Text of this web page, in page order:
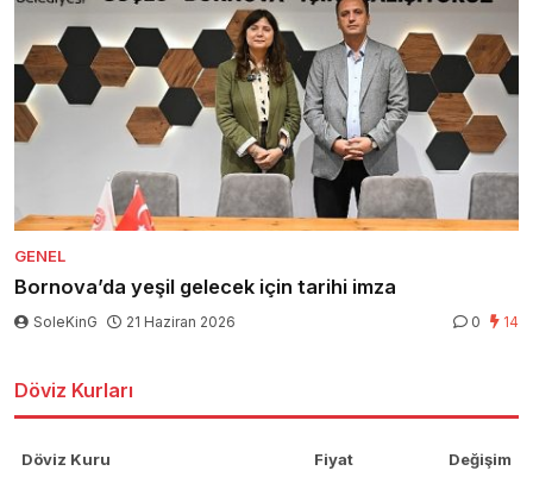
GENEL
Bornova’da yeşil gelecek için tarihi imza
SoleKinG 21 Haziran 2026 0 14
Döviz Kurları
Döviz Kuru Fiyat Değişim